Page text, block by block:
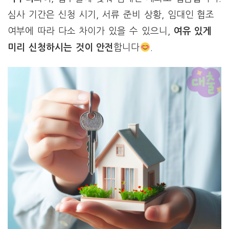
심사 기간은 신청 시기, 서류 준비 상황, 임대인 협조
여부에 따라 다소 차이가 있을 수 있으니, 여유 있게
미리 신청하시는 것이 안전 합니다